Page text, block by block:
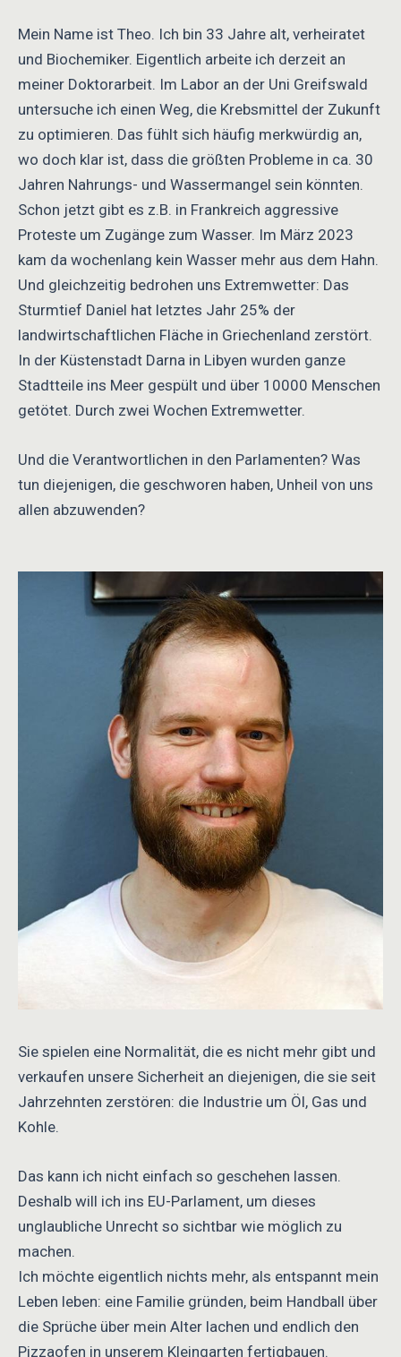
Mein Name ist Theo. Ich bin 33 Jahre alt, verheiratet
und Biochemiker. Eigentlich arbeite ich derzeit an
meiner Doktorarbeit. Im Labor an der Uni Greifswald
untersuche ich einen Weg, die Krebsmittel der Zukunft
zu optimieren. Das fühlt sich häufig merkwürdig an,
wo doch klar ist, dass die größten Probleme in ca. 30
Jahren Nahrungs- und Wassermangel sein könnten.
Schon jetzt gibt es z.B. in Frankreich aggressive
Proteste um Zugänge zum Wasser. Im März 2023
kam da wochenlang kein Wasser mehr aus dem Hahn.
Und gleichzeitig bedrohen uns Extremwetter: Das
Sturmtief Daniel hat letztes Jahr 25% der
landwirtschaftlichen Fläche in Griechenland zerstört.
In der Küstenstadt Darna in Libyen wurden ganze
Stadtteile ins Meer gespült und über 10000 Menschen
getötet. Durch zwei Wochen Extremwetter.
Und die Verantwortlichen in den Parlamenten? Was
tun diejenigen, die geschworen haben, Unheil von uns
allen abzuwenden?
Sie spielen eine Normalität, die es nicht mehr gibt und
verkaufen unsere Sicherheit an diejenigen, die sie seit
Jahrzehnten zerstören: die Industrie um Öl, Gas und
Kohle.
Das kann ich nicht einfach so geschehen lassen.
Deshalb will ich ins EU-Parlament, um dieses
unglaubliche Unrecht so sichtbar wie möglich zu
machen.
Ich möchte eigentlich nichts mehr, als entspannt mein
Leben leben: eine Familie gründen, beim Handball über
die Sprüche über mein Alter lachen und endlich den
Pizzaofen in unserem Kleingarten fertigbauen.